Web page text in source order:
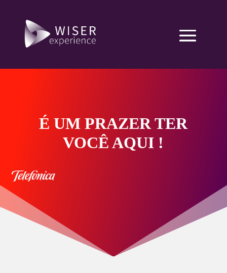
É UM PRAZER TER
VOCÊ AQUI !